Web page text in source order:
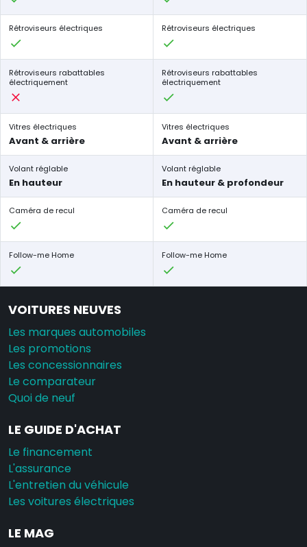
Rétroviseurs électriques Rétroviseurs électriques
Rétroviseurs rabattables
électriquement
Rétroviseurs rabattables
électriquement
Vitres électriques
Avant & arrière
Vitres électriques
Avant & arrière
Volant réglable
En hauteur
Volant réglable
En hauteur & profondeur
Caméra de recul Caméra de recul
Follow-me Home Follow-me Home
VOITURES NEUVES
Les marques automobiles
Les promotions
Les concessionnaires
Le comparateur
Quoi de neuf
LE GUIDE D'ACHAT
Le financement
L'assurance
L'entretien du véhicule
Les voitures électriques
LE MAG